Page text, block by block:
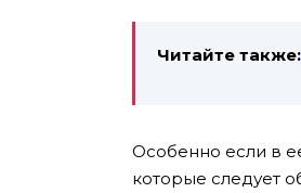
Читайте также:
Особенно если в
которые следует